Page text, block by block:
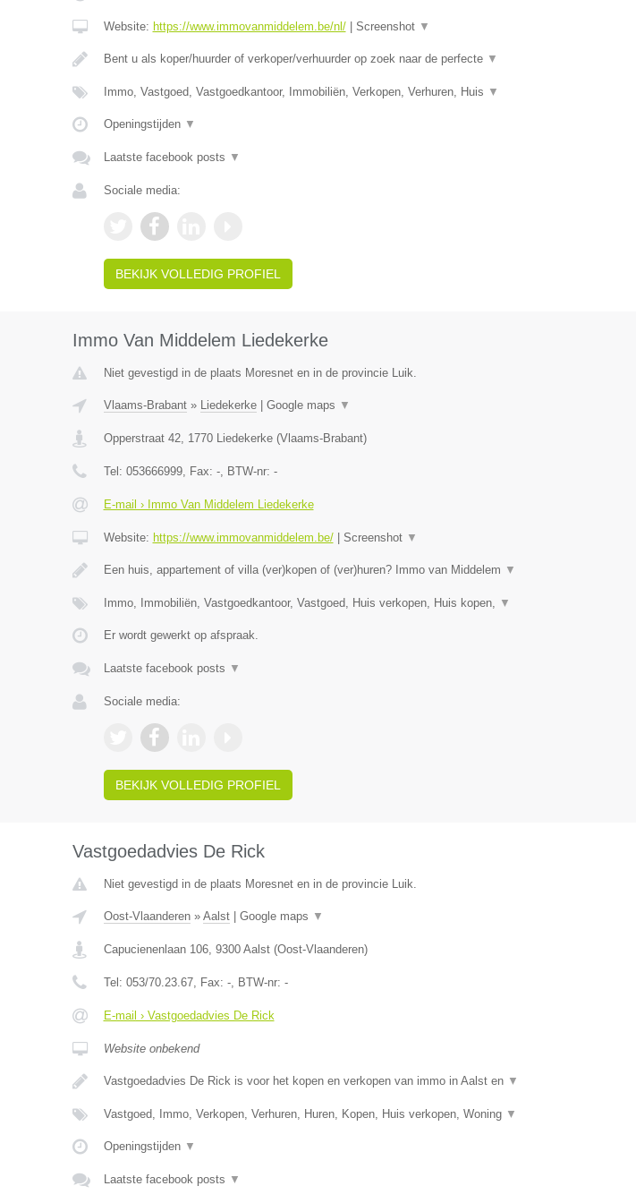
Website: https://www.immovanmiddelem.be/nl/| Screenshot ▼
Bent u als koper/huurder of verkoper/verhuurder op zoek naar de perfecte ▼
Immo, Vastgoed, Vastgoedkantoor, Immobiliën, Verkopen, Verhuren, Huis ▼
Openingstijden ▼
Laatste facebook posts ▼
Sociale media:
BEKIJK VOLLEDIG PROFIEL
Immo Van Middelem Liedekerke
Niet gevestigd in de plaats Moresnet en in de provincie Luik.
Vlaams-Brabant» Liedekerke| Google maps ▼
Opperstraat 42, 1770 Liedekerke(Vlaams-Brabant)
Tel: 053666999, Fax: -, BTW-nr: -
E-mail › Immo Van Middelem Liedekerke
Website: https://www.immovanmiddelem.be/| Screenshot ▼
Een huis, appartement of villa (ver)kopen of (ver)huren? Immo van Middelem ▼
Immo, Immobiliën, Vastgoedkantoor, Vastgoed, Huis verkopen, Huis kopen, ▼
Er wordt gewerkt op afspraak.
Laatste facebook posts ▼
Sociale media:
BEKIJK VOLLEDIG PROFIEL
Vastgoedadvies De Rick
Niet gevestigd in de plaats Moresnet en in de provincie Luik.
Oost-Vlaanderen» Aalst| Google maps ▼
Capucienenlaan 106, 9300 Aalst(Oost-Vlaanderen)
Tel: 053/70.23.67, Fax: -, BTW-nr: -
E-mail › Vastgoedadvies De Rick
Website onbekend
Vastgoedadvies De Rick is voor het kopen en verkopen van immo in Aalst en ▼
Vastgoed, Immo, Verkopen, Verhuren, Huren, Kopen, Huis verkopen, Woning ▼
Openingstijden ▼
Laatste facebook posts ▼